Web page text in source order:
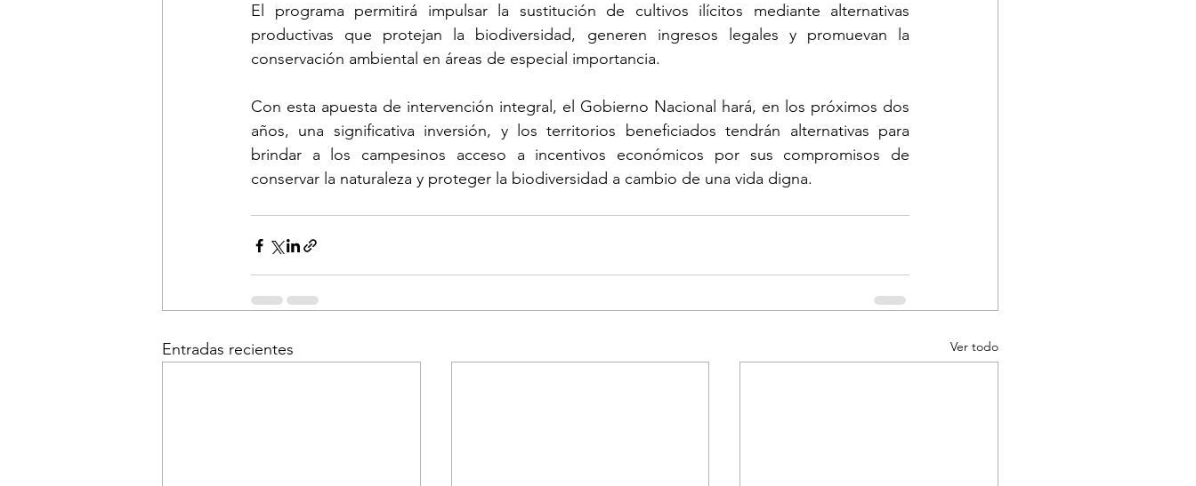
El programa permitirá impulsar la sustitución de cultivos ilícitos mediante alternativas
productivas que protejan la biodiversidad, generen ingresos legales y promuevan la
conservación ambiental en áreas de especial importancia.
Con esta apuesta de intervención integral, el Gobierno Nacional hará, en los próximos dos
años, una significativa inversión, y los territorios beneficiados tendrán alternativas para
brindar a los campesinos acceso a incentivos económicos por sus compromisos de
conservar la naturaleza y proteger la biodiversidad a cambio de una vida digna.
Entradas recientes Ver todo